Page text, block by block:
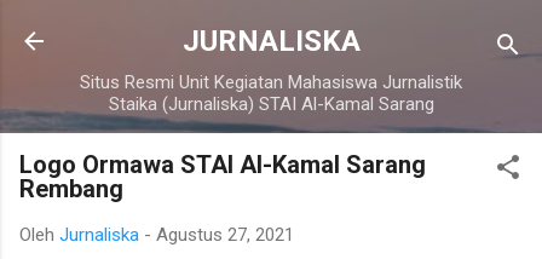
Langsung ke konten utama
JURNALISKA
Situs Resmi Unit Kegiatan Mahasiswa Jurnalistik
Staika (Jurnaliska) STAI Al-Kamal Sarang
Logo Ormawa STAI Al-Kamal Sarang
Rembang
Oleh Jurnaliska - Agustus 27, 2021